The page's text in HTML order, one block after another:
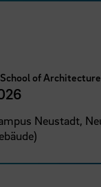
of
Neustadt,